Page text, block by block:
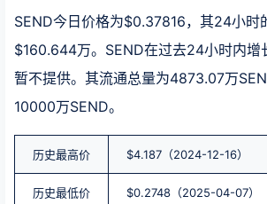
SEND今日价格为$0.37816，其24小时
$160.644万。SEND在过去24小时内增
暂不提供。其流通总量为4873.07万
10000万SEND。
历史最高价 $4.187（2024-12-16）
历史最低价 $0.2748（2025-04-07）